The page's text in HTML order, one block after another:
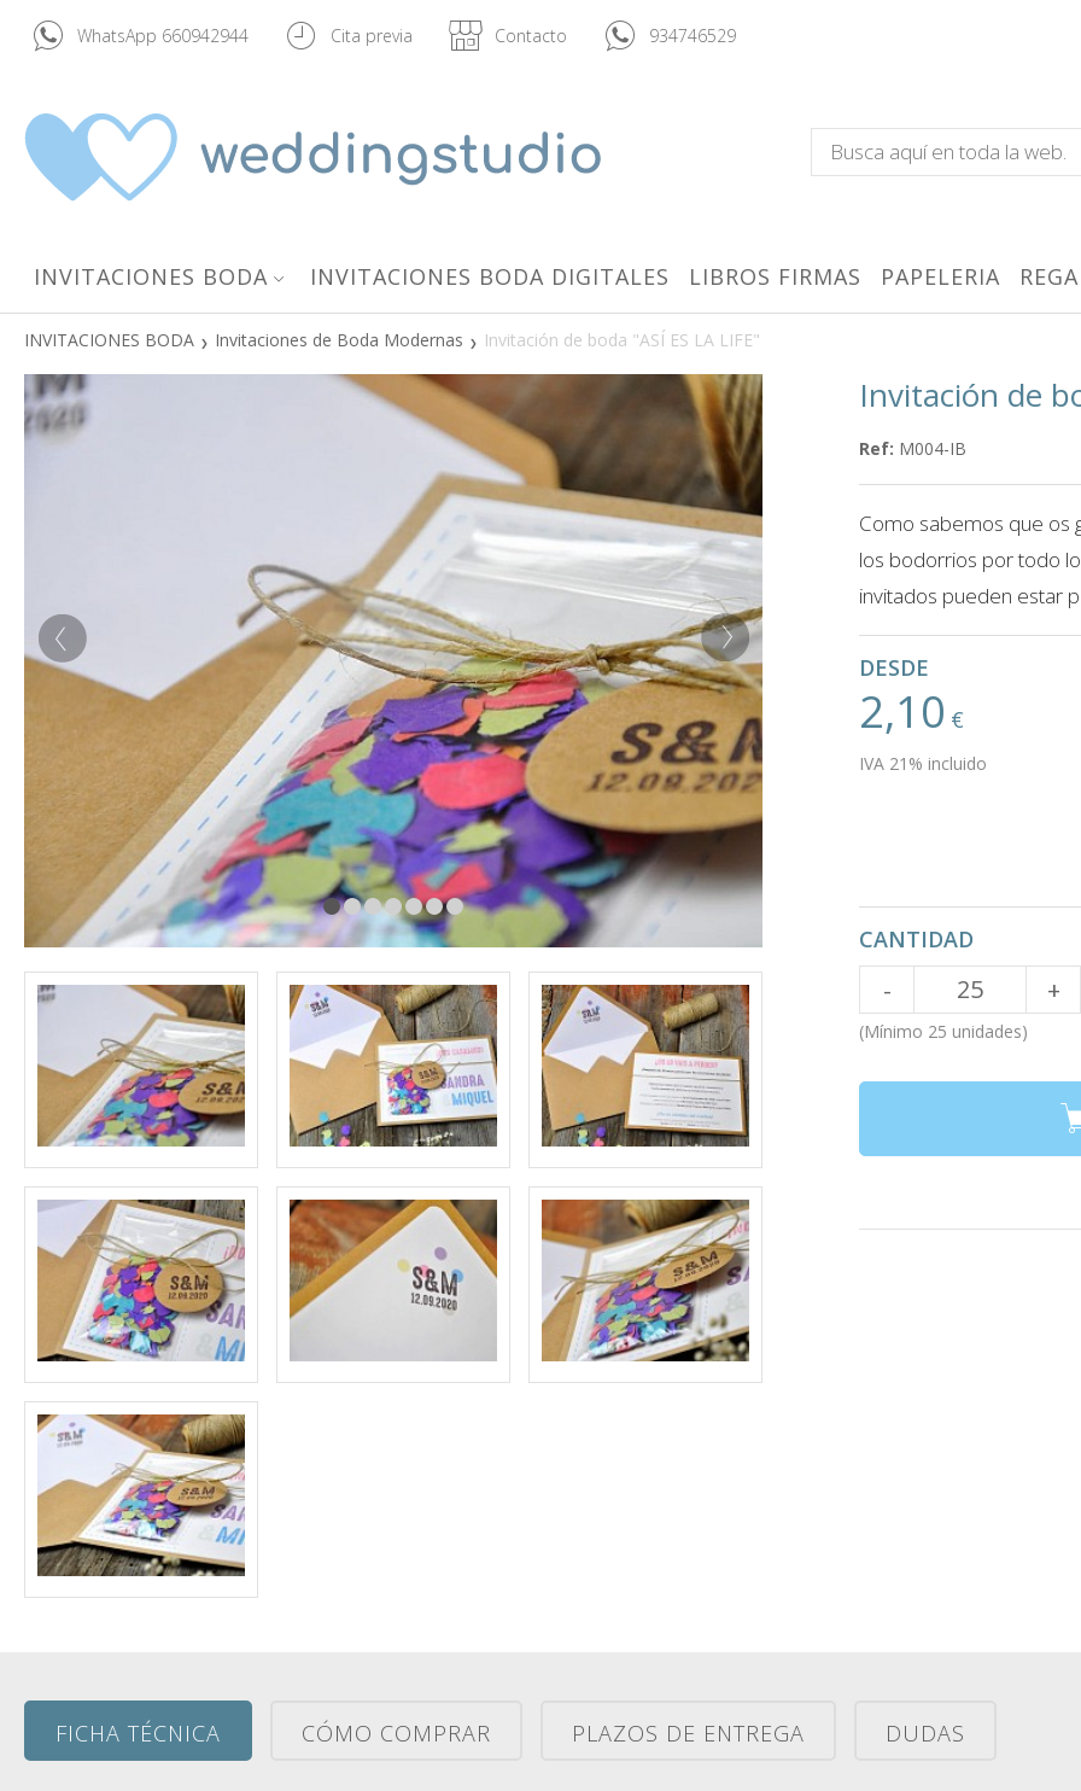
WhatsApp 660942944 Cita previa Contacto 934746529
INVITACIONES BODA INVITACIONES BODA DIGITALES LIBROS FIRMAS PAPELERIA
INVITACIONES BODA Invitaciones de Boda Modernas Invitación de boda "ASÍ ES LA LIFE"
Invitación de
Ref: M004-IB
Como sabemos que os
los bodorrios por todo
invitados pueden estar
DESDE
2,10€
IVA 21% incluido
CANTIDAD
-
Cantidad +
(Mínimo 25 unidades)
FICHA TÉCNICA CÓMO COMPRAR PLAZOS DE ENTREGA DUDAS